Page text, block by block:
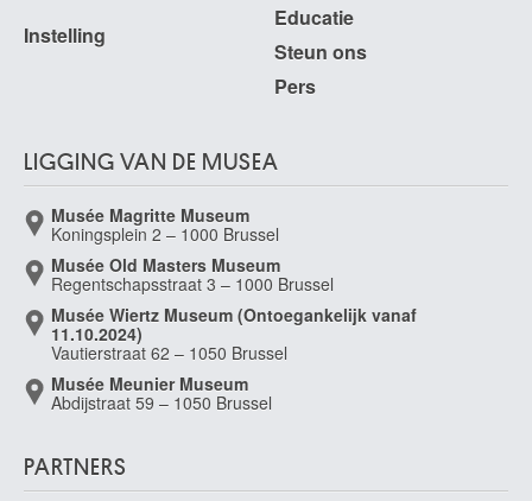
Instelling
Educatie
Steun ons
Pers
LIGGING VAN DE MUSEA
Musée Magritte Museum
Koningsplein 2 – 1000 Brussel
Musée Old Masters Museum
Regentschapsstraat 3 – 1000 Brussel
Musée Wiertz Museum (Ontoegankelijk vanaf
11.10.2024)
Vautierstraat 62 – 1050 Brussel
Musée Meunier Museum
Abdijstraat 59 – 1050 Brussel
PARTNERS